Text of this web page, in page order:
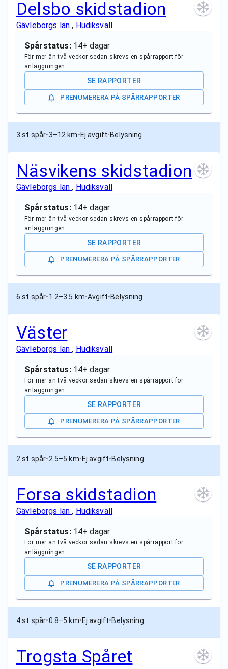
Delsbo skidstadion
Gävleborgs län, Hudiksvall
Spårstatus: 14+ dagar
För mer än två veckor sedan skrevs en spårrapport för
anläggningen.
SE RAPPORTER
PRENUMERERA PÅ SPÅRRAPPORTER
3 st spår•3–12 km•Ej avgift•Belysning
Näsvikens skidstadion
Gävleborgs län, Hudiksvall
Spårstatus: 14+ dagar
För mer än två veckor sedan skrevs en spårrapport för
anläggningen.
SE RAPPORTER
PRENUMERERA PÅ SPÅRRAPPORTER
6 st spår•1.2–3.5 km•Avgift•Belysning
Väster
Gävleborgs län, Hudiksvall
Spårstatus: 14+ dagar
För mer än två veckor sedan skrevs en spårrapport för
anläggningen.
SE RAPPORTER
PRENUMERERA PÅ SPÅRRAPPORTER
2 st spår•2.5–5 km•Ej avgift•Belysning
Forsa skidstadion
Gävleborgs län, Hudiksvall
Spårstatus: 14+ dagar
För mer än två veckor sedan skrevs en spårrapport för
anläggningen.
SE RAPPORTER
PRENUMERERA PÅ SPÅRRAPPORTER
4 st spår•0.8–5 km•Ej avgift•Belysning
Trogsta Spåret